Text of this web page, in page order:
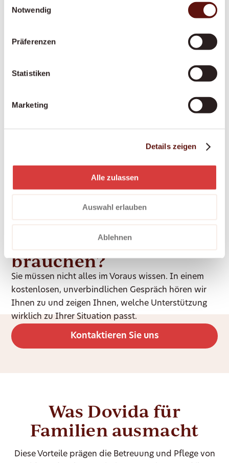
Notwendig
Präferenzen
Statistiken
Marketing
Details zeigen
Alle zulassen
Auswahl erlauben
Ablehnen
Sie pflegen einen Angehörigen? Wir sichern Sie
Anstellung, Ausbildung und Unterstützung an
vertrauten Zuhause – einfühlsam begleitet, in
enger Zusammenarbeit mit Palliative-Care-
Unsicher, was Sie
brauchen?
Sie müssen nicht alles im Voraus wissen. In einem
kostenlosen, unverbindlichen Gespräch hören wir
Ihnen zu und zeigen Ihnen, welche Unterstützung
wirklich zu Ihrer Situation passt.
Kontaktieren Sie uns
Was Dovida für
Familien ausmacht
Diese Vorteile prägen die Betreuung und Pflege von